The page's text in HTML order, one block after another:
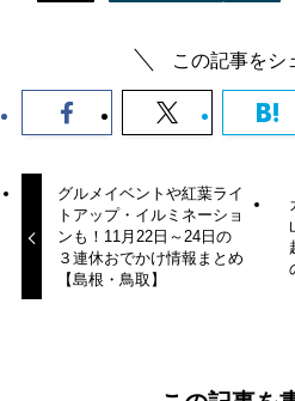
この記事をシ
グルメイベントや紅葉ライ
トアップ・イルミネーショ
ンも！11月22日～24日の
３連休おでかけ情報まとめ
【島根・鳥取】